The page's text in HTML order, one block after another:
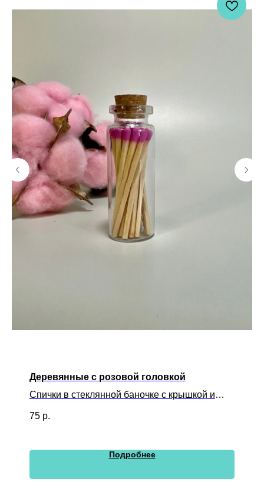
Деревянные с розовой головкой
Спички в стеклянной баночке с крышкой и
75 р.
Подробнее